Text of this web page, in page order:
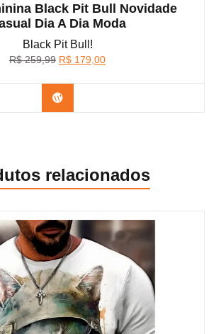
Black Pit Bull Novidade
Dia A Dia Moda
Black Pit Bull!
R$259,99 O
original
era:
R$ 259,99.
R$ 179,00O
Confira na Shopee
relacionados